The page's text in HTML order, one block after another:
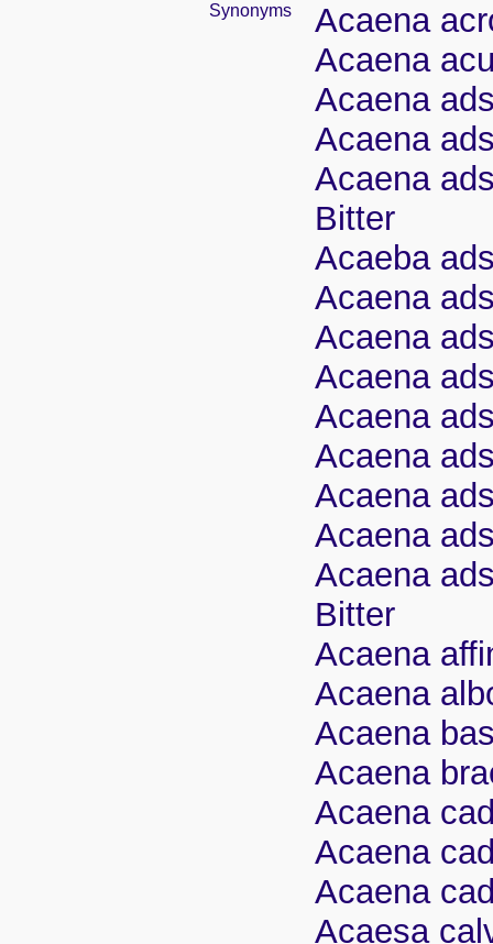
Synonyms
Acaena
Acaena
Acaena
Acaena
Acaena
Bitter
Acaeba
Acaena
Acaena
Acaena
Acaena
Acaena
Acaena
Acaena
Acaena
Bitter
Acaena
Acaena
Acaena
Acaena
Acaena
Acaena
Acaena
Acaesa